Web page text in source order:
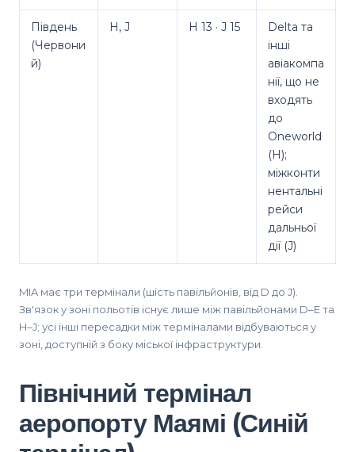
Південь
(Червони
й)
H, J H 13 · J 15
Delta та
інші
авіакомпа
нії, що не
входять
до
Oneworld
(H);
міжконти
нентальні
рейси
дальньої
дії (J)
MIA має три термінали (шість павільйонів, від D до J).
Зв'язок у зоні польотів існує лише між павільйонами D–E та
H–J; усі інші пересадки між терміналами відбуваються у
зоні, доступній з боку міської інфраструктури.
Північний термінал
аеропорту Маямі (Синій